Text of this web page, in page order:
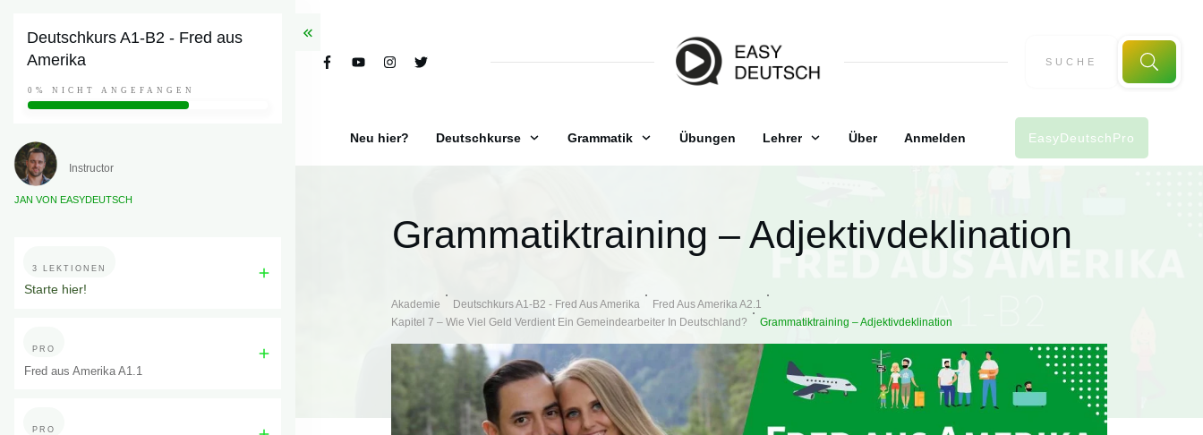
Neu hier? Deutschkurse Grammatik Übungen Lehrer Über Anmelden EasyDeutschPro
Grammatiktraining – Adjektivdeklination
Akademie Deutschkurs A1-B2 - Fred Aus Amerika
Fred Aus Amerika A2.1
Kapitel 7 – Wie Viel Geld Verdient Ein Gemeindearbeiter In Deutschland?
Grammatiktraining – Adjektivdeklination
Deutschkurs A1-B2 - Fred aus
Amerika
0% NICHT ANGEFANGEN
Instructor
JAN VON EASYDEUTSCH
3 LEKTIONEN
Starte hier!
PRO
Fred aus Amerika A1.1
PRO